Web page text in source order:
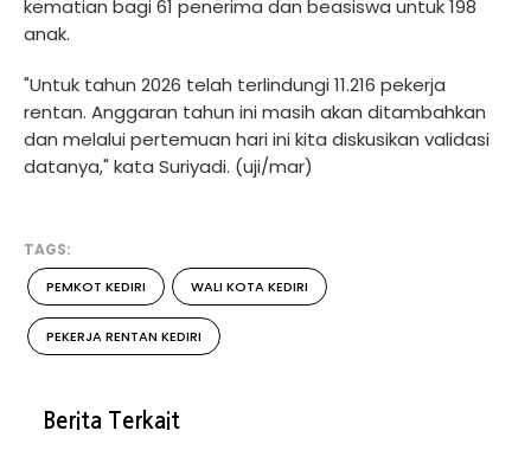
kematian bagi 61 penerima dan beasiswa untuk 198
anak.
"Untuk tahun 2026 telah terlindungi 11.216 pekerja
rentan. Anggaran tahun ini masih akan ditambahkan
dan melalui pertemuan hari ini kita diskusikan validasi
datanya," kata Suriyadi. (uji/mar)
TAGS:
PEMKOT KEDIRI WALI KOTA KEDIRI
PEKERJA RENTAN KEDIRI
Berita Terkait